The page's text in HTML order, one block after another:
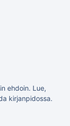
ehdoin. Lue,
kirjanpidossa.